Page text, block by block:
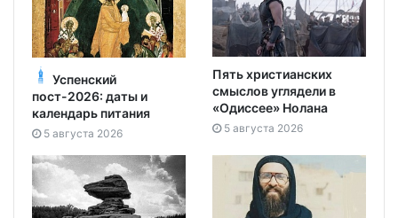
Успенский
пост-2026: даты и
календарь питания
5 августа 2026
Пять христианских
смыслов углядели в
«Одиссее» Нолана
5 августа 2026